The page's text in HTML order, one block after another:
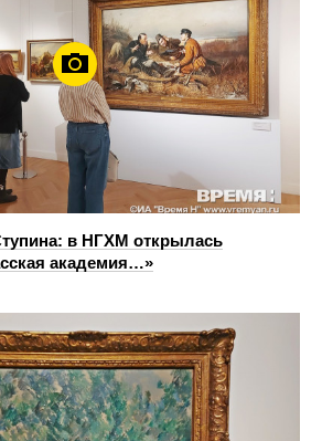
в НГХМ открылась
академия…»